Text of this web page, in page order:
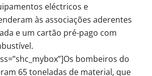
eléctricos e
às associações aderentes
e um cartão pré-pago com
bombeiros do
65 toneladas de material, que